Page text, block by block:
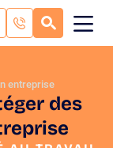
entreprise
des